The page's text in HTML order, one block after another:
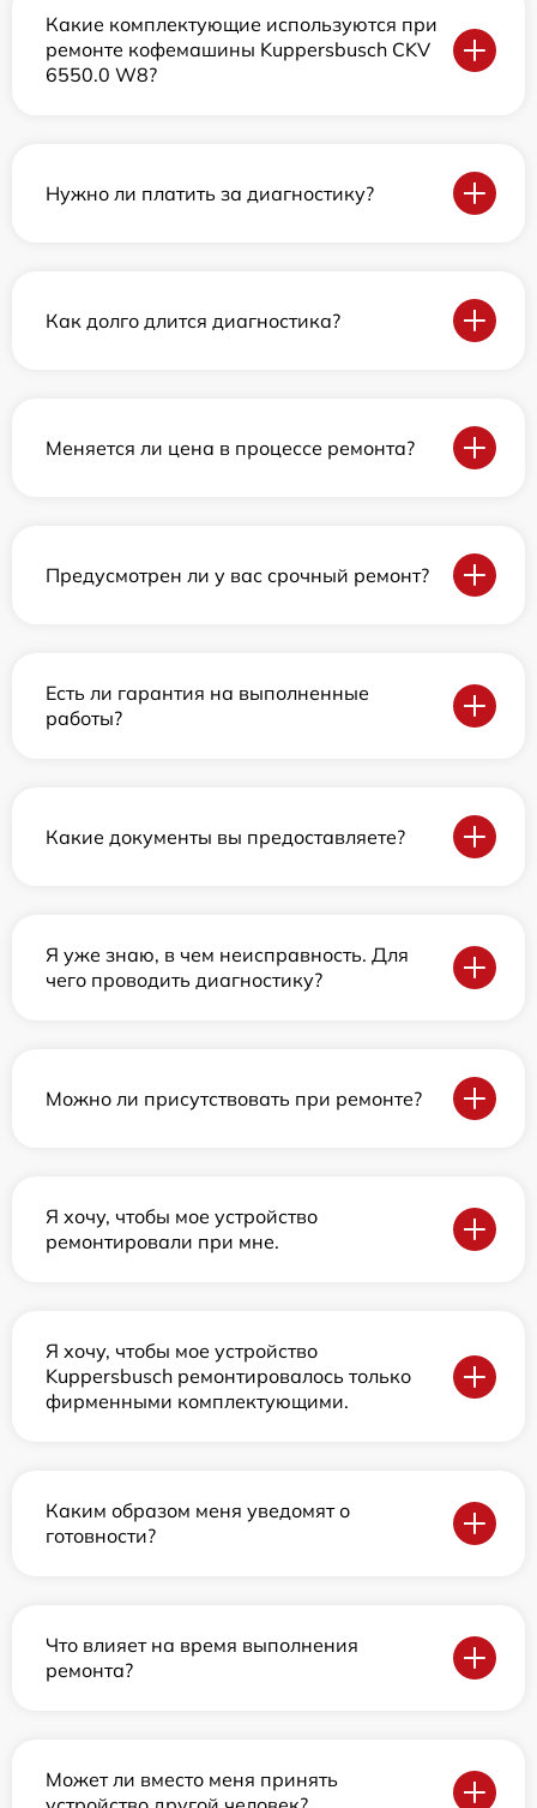
Какие комплектующие используются при
ремонте кофемашины Kuppersbusch CKV
6550.0 W8?
Нужно ли платить за диагностику?
Как долго длится диагностика?
Меняется ли цена в процессе ремонта?
Предусмотрен ли у вас срочный ремонт?
Есть ли гарантия на выполненные
работы?
Какие документы вы предоставляете?
Я уже знаю, в чем неисправность. Для
чего проводить диагностику?
Можно ли присутствовать при ремонте?
Я хочу, чтобы мое устройство
ремонтировали при мне.
Я хочу, чтобы мое устройство
Kuppersbusch ремонтировалось только
фирменными комплектующими.
Каким образом меня уведомят о
готовности?
Что влияет на время выполнения
ремонта?
Может ли вместо меня принять